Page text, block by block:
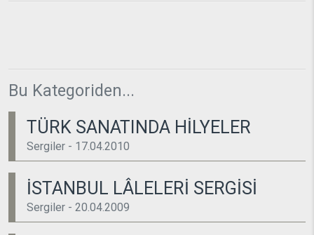
Bu Kategoriden...
TÜRK SANATINDA HİLYELER
Sergiler - 17.04.2010
İSTANBUL LÂLELERİ SERGİSİ
Sergiler - 20.04.2009